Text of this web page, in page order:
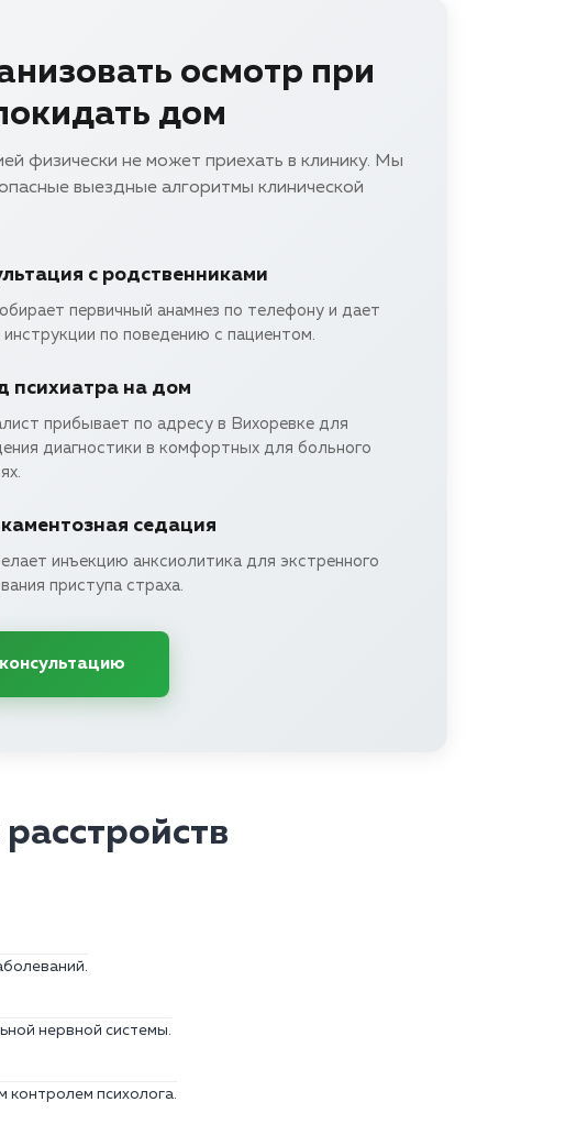
осмотр при
дом
физически не может приехать в клинику. Мы
выездные алгоритмы клинической
с родственниками
первичный анамнез по телефону и дает
инструкции по поведению с пациентом.
психиатра на дом
прибывает по адресу в Вихоревке для
диагностики в комфортных для больного
седация
инъекцию анксиолитика для экстренного
приступа страха.
нервной системы.
контролем психолога.